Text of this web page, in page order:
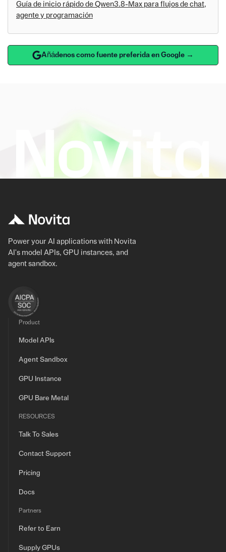
Guía de inicio rápido de Qwen3.8-Max para flujos de chat,
agente y programación
Añádenos como fuente preferida en Google →
Power your AI applications with Novita
AI's model APIs, GPU instances, and
agent sandbox.
Product
Model APIs
Agent Sandbox
GPU Instance
GPU Bare Metal
RESOURCES
Talk To Sales
Contact Support
Pricing
Docs
Partners
Refer to Earn
Supply GPUs